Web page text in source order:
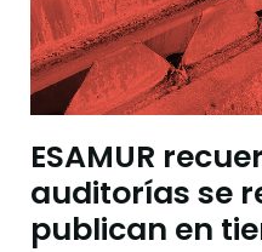
ESAMUR
auditorías se
publican en